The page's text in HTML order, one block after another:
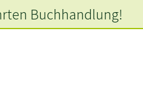
Buchhandlung!